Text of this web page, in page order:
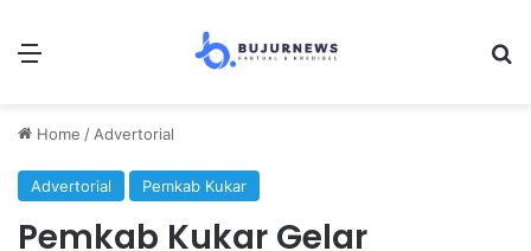
Home / Advertorial
Advertorial Pemkab Kukar
Pemkab Kukar Gelar